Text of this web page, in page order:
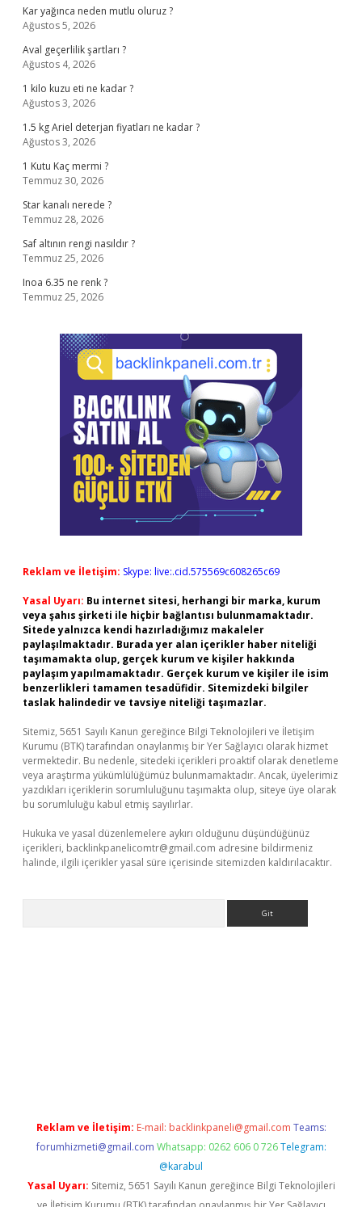
Kar yağınca neden mutlu oluruz ?
Ağustos 5, 2026
Aval geçerlilik şartları ?
Ağustos 4, 2026
1 kilo kuzu eti ne kadar ?
Ağustos 3, 2026
1.5 kg Ariel deterjan fiyatları ne kadar ?
Ağustos 3, 2026
1 Kutu Kaç mermi ?
Temmuz 30, 2026
Star kanalı nerede ?
Temmuz 28, 2026
Saf altının rengi nasıldır ?
Temmuz 25, 2026
Inoa 6.35 ne renk ?
Temmuz 25, 2026
Reklam ve İletişim: Skype: live:.cid.575569c608265c69
Yasal Uyarı: Bu internet sitesi, herhangi bir marka, kurum
veya şahıs şirketi ile hiçbir bağlantısı bulunmamaktadır.
Sitede yalnızca kendi hazırladığımız makaleler
paylaşılmaktadır. Burada yer alan içerikler haber niteliği
taşımamakta olup, gerçek kurum ve kişiler hakkında
paylaşım yapılmamaktadır. Gerçek kurum ve kişiler ile isim
benzerlikleri tamamen tesadüfidir. Sitemizdeki bilgiler
taslak halindedir ve tavsiye niteliği taşımazlar.
Sitemiz, 5651 Sayılı Kanun gereğince Bilgi Teknolojileri ve İletişim
Kurumu (BTK) tarafından onaylanmış bir Yer Sağlayıcı olarak hizmet
vermektedir. Bu nedenle, sitedeki içerikleri proaktif olarak denetleme
veya araştırma yükümlülüğümüz bulunmamaktadır. Ancak, üyelerimiz
yazdıkları içeriklerin sorumluluğunu taşımakta olup, siteye üye olarak
bu sorumluluğu kabul etmiş sayılırlar.
Hukuka ve yasal düzenlemelere aykırı olduğunu düşündüğünüz
içerikleri, backlinkpanelicomtr@gmail.com adresine bildirmeniz
halinde, ilgili içerikler yasal süre içerisinde sitemizden kaldırılacaktır.
Reklam ve İletişim: E-mail: backlinkpaneli@gmail.com Teams:
forumhizmeti@gmail.com Whatsapp: 0262 606 0 726 Telegram:
@karabul
Yasal Uyarı: Sitemiz, 5651 Sayılı Kanun gereğince Bilgi Teknolojileri